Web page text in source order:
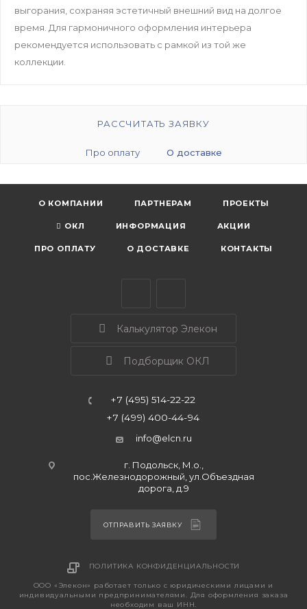
выгорания, сохраняя эстетичный внешний вид на долгое
время. Для гармоничного оформления интерьера
рекомендуется использовать с рамкой из той же
коллекции.
РАССЧИТАТЬ ЗАЯВКУ
Про оплату О доставке
О КОМПАНИИ ПАРТНЕРАМ ПРОЕКТЫ
ОКЛ ИНФОРМАЦИЯ АКЦИИ
ПРО ОПЛАТУ О ДОСТАВКЕ КОНТАКТЫ
Калькулятор Элекон
Подборщик ОКЛ
+7 (495) 514-22-22
+7 (499) 400-44-94
info@elcn.ru
г. Подольск, М.о.,
пос.Железнодорожный, ул.Объездная
дорога, д.9
ОТПРАВИТЬ ЗАЯВКУ
ПОЛИТИКА КОНФИДЕНЦИАЛЬНОСТИ
ООО «Элекон» работает только с юридическими лицами и
индивидуальными предпринимателями. Для оформления заказа
необходим ваш ИНН.